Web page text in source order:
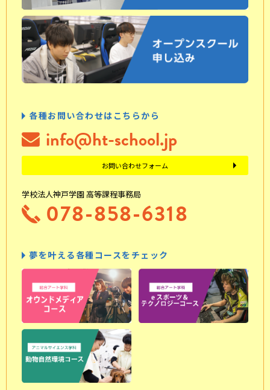
各種お問い合わせはこちらから
info@ht-school.jp
お問い合わせフォーム
学校法人神戸学園 高等課程事務局
078-858-6318
夢を叶える各種コースをチェック